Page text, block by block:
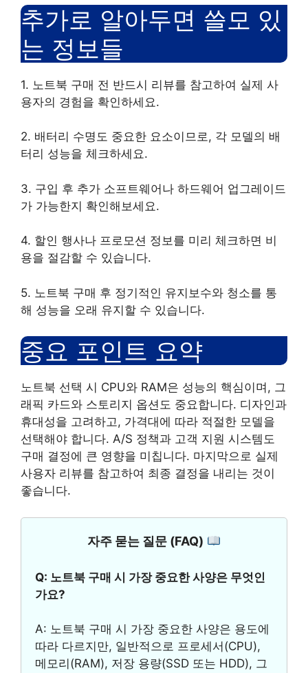
추가로 알아두면 쓸모 있
는 정보들
1. 노트북 구매 전 반드시 리뷰를 참고하여 실제 사
용자의 경험을 확인하세요.
2. 배터리 수명도 중요한 요소이므로, 각 모델의 배
터리 성능을 체크하세요.
3. 구입 후 추가 소프트웨어나 하드웨어 업그레이드
가 가능한지 확인해보세요.
4. 할인 행사나 프로모션 정보를 미리 체크하면 비
용을 절감할 수 있습니다.
5. 노트북 구매 후 정기적인 유지보수와 청소를 통
해 성능을 오래 유지할 수 있습니다.
중요 포인트 요약
노트북 선택 시 CPU와 RAM은 성능의 핵심이며, 그
래픽 카드와 스토리지 옵션도 중요합니다. 디자인과
휴대성을 고려하고, 가격대에 따라 적절한 모델을
선택해야 합니다. A/S 정책과 고객 지원 시스템도
구매 결정에 큰 영향을 미칩니다. 마지막으로 실제
사용자 리뷰를 참고하여 최종 결정을 내리는 것이
좋습니다.
자주 묻는 질문 (FAQ)
Q: 노트북 구매 시 가장 중요한 사양은 무엇인
가요?
A: 노트북 구매 시 가장 중요한 사양은 용도에
따라 다르지만, 일반적으로 프로세서(CPU),
메모리(RAM), 저장 용량(SSD 또는 HDD), 그